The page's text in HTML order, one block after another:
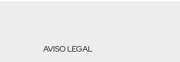
AVISO LEGAL